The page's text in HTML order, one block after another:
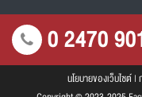
0 2470
นโยบายของเว็บไซต์|